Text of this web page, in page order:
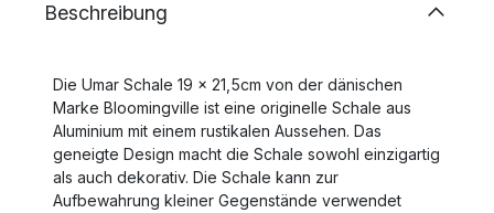
Beschreibung
Die Umar Schale 19 x 21,5cm von der dänischen
Marke Bloomingville ist eine originelle Schale aus
Aluminium mit einem rustikalen Aussehen. Das
geneigte Design macht die Schale sowohl einzigartig
als auch dekorativ. Die Schale kann zur
Aufbewahrung kleiner Gegenstände verwendet